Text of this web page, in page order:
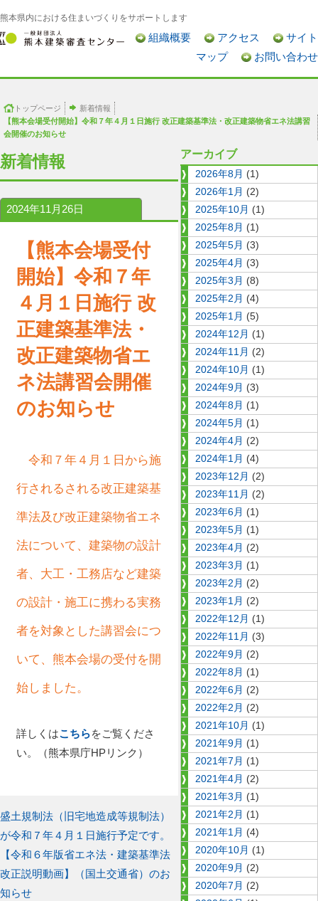
熊本県内における住まいづくりをサポートします
組織概要 アクセス
サイト
マップ
お問い合わせ
トップページ
新着情報
【熊本会場受付開始】令和７年４月１日施行 改正建築基準法・改正建築物省エネ法講習
会開催のお知らせ
新着情報
2024年11月26日
【熊本会場受付
開始】令和７年
４月１日施行 改
正建築基準法・
改正建築物省エ
ネ法講習会開催
のお知らせ
令和７年４月１日から施
行されるされる改正建築基
準法及び改正建築物省エネ
法について、建築物の設計
者、大工・工務店など建築
の設計・施工に携わる実務
者を対象とした講習会につ
いて、熊本会場の受付を開
始しました。
詳しくはこちらをご覧くださ
い。（熊本県庁HPリンク）
投
稿
ナ
前
の
投
稿:
盛土規制法（旧宅地造成等規制法）
が令和７年４月１日施行予定です。
次
の
投
【令和６年版省エネ法・建築基準法
改正説明動画】（国土交通省）のお
知らせ
アーカイブ
2026年8月 (1)
2026年1月 (2)
2025年10月 (1)
2025年8月 (1)
2025年5月 (3)
2025年4月 (3)
2025年3月 (8)
2025年2月 (4)
2025年1月 (5)
2024年12月 (1)
2024年11月 (2)
2024年10月 (1)
2024年9月 (3)
2024年8月 (1)
2024年5月 (1)
2024年4月 (2)
2024年1月 (4)
2023年12月 (2)
2023年11月 (2)
2023年6月 (1)
2023年5月 (1)
2023年4月 (2)
2023年3月 (1)
2023年2月 (2)
2023年1月 (2)
2022年12月 (1)
2022年11月 (3)
2022年9月 (2)
2022年8月 (1)
2022年6月 (2)
2022年2月 (2)
2021年10月 (1)
2021年9月 (1)
2021年7月 (1)
2021年4月 (2)
2021年3月 (1)
2021年2月 (1)
2021年1月 (4)
2020年10月 (1)
2020年9月 (2)
2020年7月 (2)